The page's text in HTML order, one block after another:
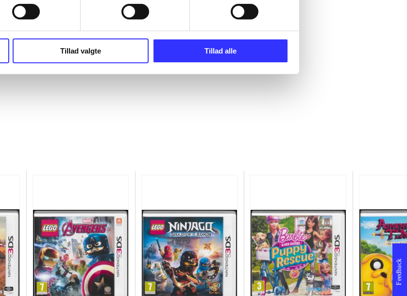
Tillad valgte Tillad alle
Feedback